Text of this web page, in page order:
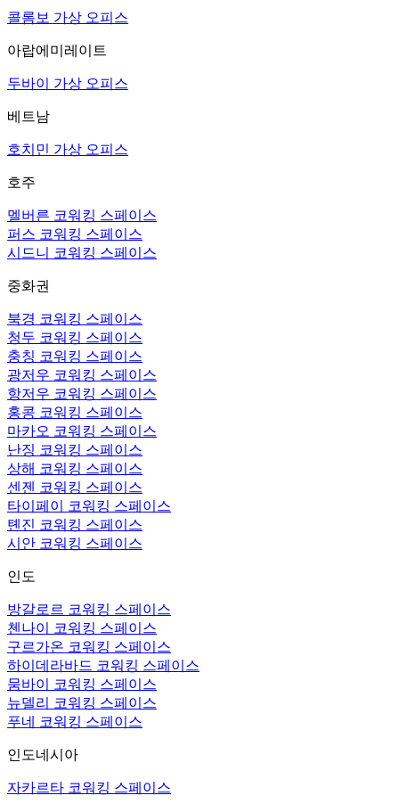
콜롬보 가상 오피스
아랍에미레이트
두바이 가상 오피스
베트남
호치민 가상 오피스
호주
멜버른 코워킹 스페이스
퍼스 코워킹 스페이스
시드니 코워킹 스페이스
중화권
북경 코워킹 스페이스
청두 코워킹 스페이스
충칭 코워킹 스페이스
광저우 코워킹 스페이스
항저우 코워킹 스페이스
홍콩 코워킹 스페이스
마카오 코워킹 스페이스
난징 코워킹 스페이스
상해 코워킹 스페이스
센젠 코워킹 스페이스
타이페이 코워킹 스페이스
톈진 코워킹 스페이스
시안 코워킹 스페이스
인도
방갈로르 코워킹 스페이스
첸나이 코워킹 스페이스
구르가온 코워킹 스페이스
하이데라바드 코워킹 스페이스
뭄바이 코워킹 스페이스
뉴델리 코워킹 스페이스
푸네 코워킹 스페이스
인도네시아
자카르타 코워킹 스페이스